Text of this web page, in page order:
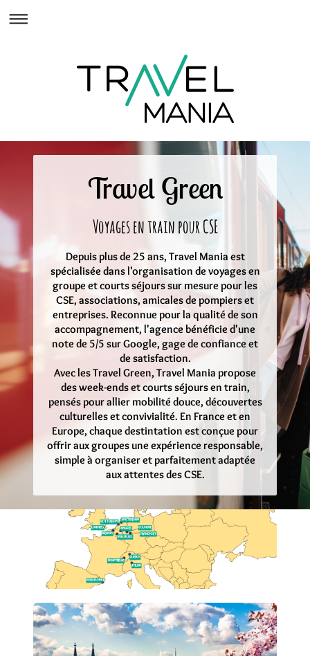
Travel Green
Voyages en train pour CSE
Depuis plus de 25 ans, Travel Mania est
spécialisée dans l'organisation de voyages en
groupe et courts séjours sur mesure pour les
CSE, associations, amicales de pompiers et
entreprises. Reconnue pour la qualité de son
accompagnement, l'agence bénéficie d'une
note de 5/5 sur Google, gage de confiance et
de satisfaction.
Avec les Travel Green, Travel Mania propose
des week-ends et courts séjours en train,
pensés pour allier mobilité douce, découvertes
culturelles et convivialité. En France et en
Europe, chaque destintation est conçue pour
offrir aux groupes une expérience responsable,
simple à organiser et parfaitement adaptée
aux attentes des CSE.